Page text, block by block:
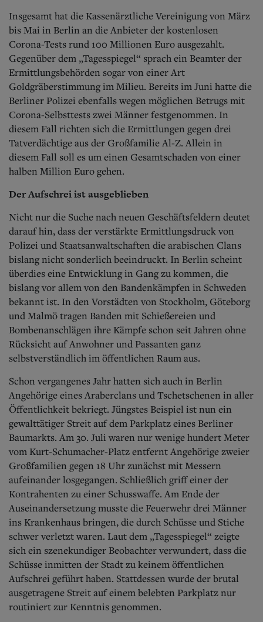
Insgesamt hat die Kassenärztliche Vereinigung von März
bis Mai in Berlin an die Anbieter der kostenlosen
Corona-Tests rund 100 Millionen Euro ausgezahlt.
Gegenüber dem „Tagesspiegel“ sprach ein Beamter der
Ermittlungsbehörden sogar von einer Art
Goldgräberstimmung im Milieu. Bereits im Juni hatte die
Berliner Polizei ebenfalls wegen möglichen Betrugs mit
Corona-Selbsttests zwei Männer festgenommen. In
diesem Fall richten sich die Ermittlungen gegen drei
Tatverdächtige aus der Großfamilie Al-Z. Allein in
diesem Fall soll es um einen Gesamtschaden von einer
halben Million Euro gehen.
Der Aufschrei ist ausgeblieben
Nicht nur die Suche nach neuen Geschäftsfeldern deutet
darauf hin, dass der verstärkte Ermittlungsdruck von
Polizei und Staatsanwaltschaften die arabischen Clans
bislang nicht sonderlich beeindruckt. In Berlin scheint
überdies eine Entwicklung in Gang zu kommen, die
bislang vor allem von den Bandenkämpfen in Schweden
bekannt ist. In den Vorstädten von Stockholm, Göteborg
und Malmö tragen Banden mit Schießereien und
Bombenanschlägen ihre Kämpfe schon seit Jahren ohne
Rücksicht auf Anwohner und Passanten ganz
selbstverständlich im öffentlichen Raum aus.
Schon vergangenes Jahr hatten sich auch in Berlin
Angehörige eines Araberclans und Tschetschenen in aller
Öffentlichkeit bekriegt. Jüngstes Beispiel ist nun ein
gewalttätiger Streit auf dem Parkplatz eines Berliner
Baumarkts. Am 30. Juli waren nur wenige hundert Meter
vom Kurt-Schumacher-Platz entfernt Angehörige zweier
Großfamilien gegen 18 Uhr zunächst mit Messern
aufeinander losgegangen. Schließlich griff einer der
Kontrahenten zu einer Schusswaffe. Am Ende der
Auseinandersetzung musste die Feuerwehr drei Männer
ins Krankenhaus bringen, die durch Schüsse und Stiche
schwer verletzt waren. Laut dem „Tagesspiegel“ zeigte
sich ein szenekundiger Beobachter verwundert, dass die
Schüsse inmitten der Stadt zu keinem öffentlichen
Aufschrei geführt haben. Stattdessen wurde der brutal
ausgetragene Streit auf einem belebten Parkplatz nur
routiniert zur Kenntnis genommen.